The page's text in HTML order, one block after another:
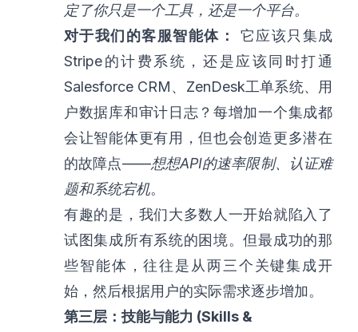
定了你只是一个工具，还是一个平台。
对于我们的客服智能体：
它应该只集成
Stripe的计费系统，还是应该同时打通
Salesforce CRM、ZenDesk工单系统、用
户数据库和审计日志？每增加一个集成都
会让智能体更有用，但也会创造更多潜在
的故障点——想想API的速率限制、认证难
题和系统宕机。
有趣的是，我们大多数人一开始就陷入了
试图集成所有系统的困境。但最成功的那
些智能体，往往是从两三个关键集成开
始，然后根据用户的实际需求逐步增加。
第三层：技能与能力 (Skills &